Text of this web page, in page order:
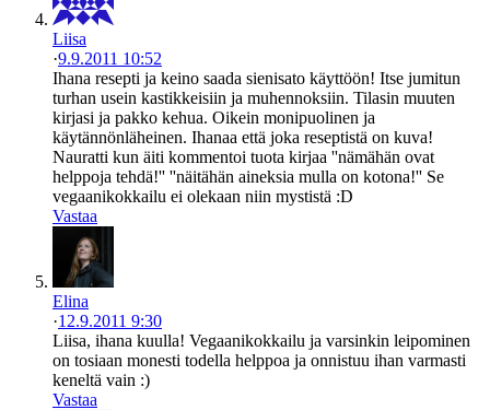
Liisa
·9.9.2011 10:52
Ihana resepti ja keino saada sienisato käyttöön! Itse jumitun
turhan usein kastikkeisiin ja muhennoksiin. Tilasin muuten
kirjasi ja pakko kehua. Oikein monipuolinen ja
käytännönläheinen. Ihanaa että joka reseptistä on kuva!
Nauratti kun äiti kommentoi tuota kirjaa ''nämähän ovat
helppoja tehdä!'' ''näitähän aineksia mulla on kotona!'' Se
vegaanikokkailu ei olekaan niin mystistä :D
Vastaa
Elina
·12.9.2011 9:30
Liisa, ihana kuulla! Vegaanikokkailu ja varsinkin leipominen
on tosiaan monesti todella helppoa ja onnistuu ihan varmasti
keneltä vain :)
Vastaa